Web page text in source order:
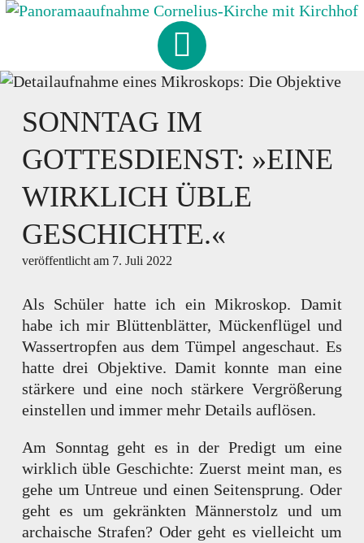
Skip
CORNELIUS
HAMBURG-FISCHBEK
SONNTAG IM
GOTTESDIENST: »EINE
WIRKLICH ÜBLE
GESCHICHTE.«
veröffentlicht am 7. Juli 2022
Als Schüler hatte ich ein Mikroskop. Damit
habe ich mir Blüttenblätter, Mückenflügel und
Wassertropfen aus dem Tümpel angeschaut. Es
hatte drei Objektive. Damit konnte man eine
stärkere und eine noch stärkere Vergrößerung
einstellen und immer mehr Details auflösen.
Am Sonntag geht es in der Predigt um eine
wirklich üble Geschichte: Zuerst meint man, es
gehe um Untreue und einen Seitensprung. Oder
geht es um gekränkten Männerstolz und um
archaische Strafen? Oder geht es vielleicht um